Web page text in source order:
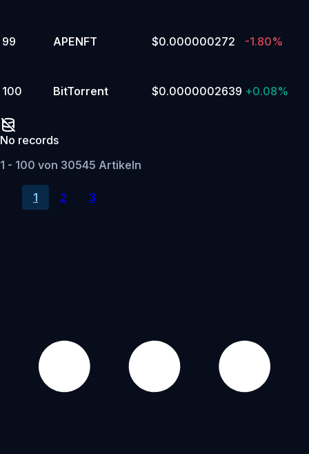
99 APENFT $0.000000272 -1.80%
100 BitTorrent $0.0000002639 +0.08%
No records
1 - 100 von 30545 Artikeln
1 2 3